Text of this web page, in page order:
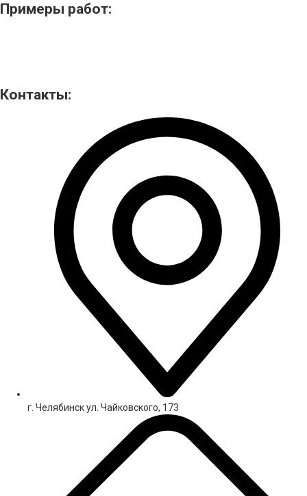
Примеры работ:
Контакты:
г. Челябинск ул. Чайковского, 173